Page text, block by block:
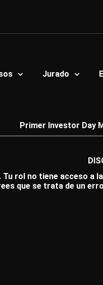
Jurado
Primer Investor Day
Tu rol no tiene acceso a
que se trata de un